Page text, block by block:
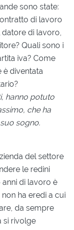
sono state:
di lavoro
di lavoro,
Quali sono i
iva? Come
è diventata
hanno potuto
che ha
sogno.
del settore
le redini
di lavoro è
ha eredi a cui
da sempre
si rivolge